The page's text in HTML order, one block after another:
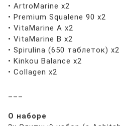
• ArtroMarine x2
• Premium Squalene 90 x2
• VitaMarine A x2
• VitaMarine B x2
• Spirulina (650 таблеток) x2
• Kinkou Balance x2
• Collagen x2
О наборе